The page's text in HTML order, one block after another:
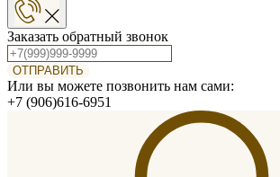
Заказать обратный звонок
ОТПРАВИТЬ
Или вы можете позвонить нам сами:
+7 (906)616-6951